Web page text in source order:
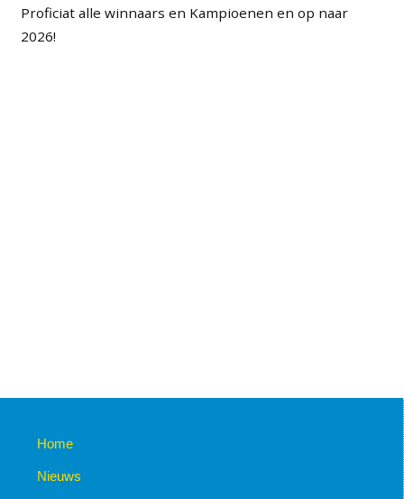
Proficiat alle winnaars en Kampioenen en op naar
2026!
Home
Nieuws